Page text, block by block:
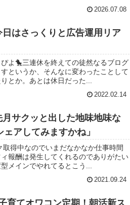
2026.07.08
はさっくりと広告運用リア
よ🐤三連休を終えての徒然なるブログ
というか、そんなに変わったことして
とか。あとは休日だった...
2022.02.14
サクッと出した地味地味な
アしてみますかね」
得中なのでいまだなかなか仕事時間
報酬は発生してくれるのでありがたい
メインでやれてるとこう...
2021.09.24
育てオワコン定期！朝活新ス